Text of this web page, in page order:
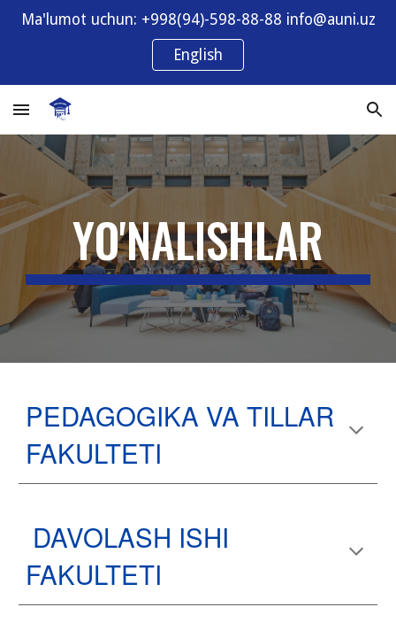
Ma'lumot uchun: +998(94)-598-88-88 info@auni.uz
English
YO'NALISHLAR
PEDAGOGIKA VA TILLAR
FAKULTETI
DAVOLASH ISHI
FAKULTETI